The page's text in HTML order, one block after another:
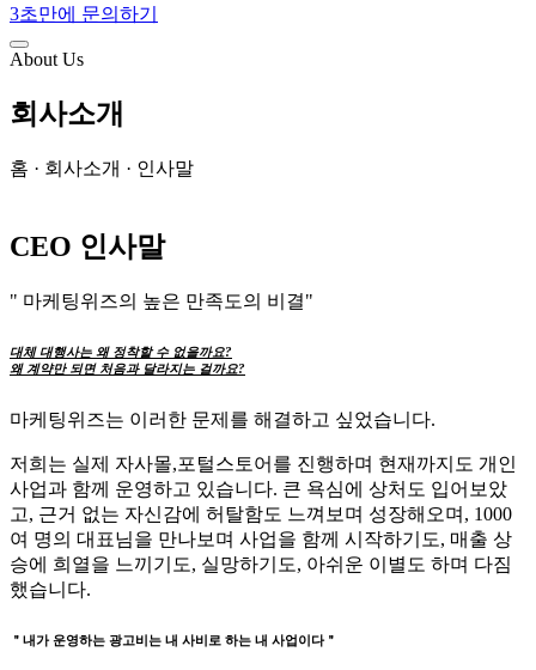
3초만에 문의하기
About Us
회사소개
홈 · 회사소개 · 인사말
CEO 인사말
" 마케팅위즈의 높은 만족도의 비결"
대체 대행사는 왜 정착할 수 없을까요?
왜 계약만 되면 처음과 달라지는 걸까요?
마케팅위즈는 이러한 문제를 해결하고 싶었습니다.
저희는 실제 자사몰,포털스토어를 진행하며 현재까지도 개인
사업과 함께 운영하고 있습니다. 큰 욕심에 상처도 입어보았
고, 근거 없는 자신감에 허탈함도 느껴보며 성장해오며, 1000
여 명의 대표님을 만나보며 사업을 함께 시작하기도, 매출 상
승에 희열을 느끼기도, 실망하기도, 아쉬운 이별도 하며 다짐
했습니다.
＂내가 운영하는 광고비는 내 사비로 하는 내 사업이다＂